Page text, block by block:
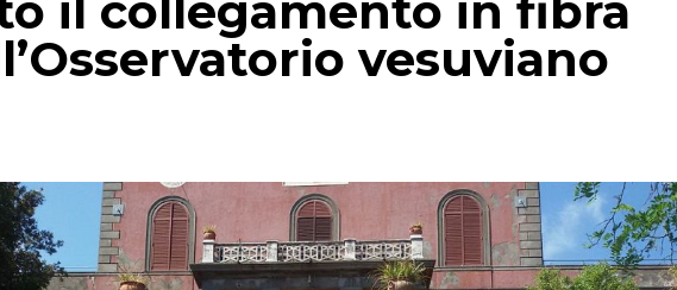
il collegamento in fibra
vesuviano